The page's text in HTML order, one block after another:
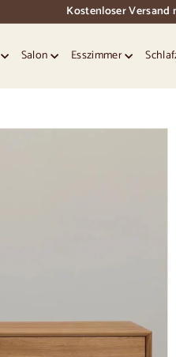
Kostenloser Versand
Salon Esszimmer